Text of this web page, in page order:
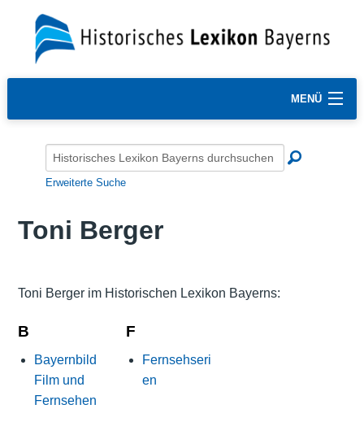
MENÜ
Erweiterte Suche
Toni Berger
Toni Berger im Historischen Lexikon Bayerns:
B
Bayernbild
Film und
Fernsehen
F
Fernsehseri
en